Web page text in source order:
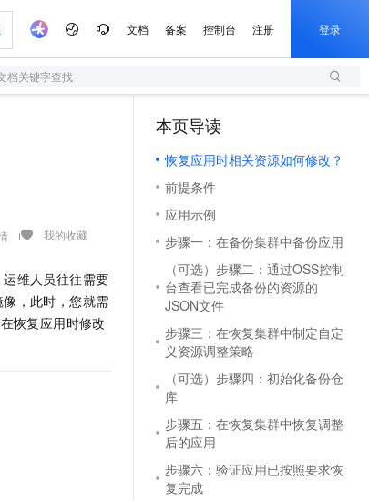
文档 备案 控制台 注册 登录
档关键字查找
我的收藏
维人员往往需要
，此时，您就需
恢复应用时修改
本页导读
恢复应用时相关资源如何修改？
前提条件
应用示例
步骤一：在备份集群中备份应用
（可选）步骤二：通过OSS控制
台查看已完成备份的资源的
JSON文件
步骤三：在恢复集群中制定自定
义资源调整策略
（可选）步骤四：初始化备份仓
库
步骤五：在恢复集群中恢复调整
后的应用
步骤六：验证应用已按照要求恢
复完成
炼
质量视频
语音识别与合成
Qwen3-TTS-Flash
Cosyvoice-V3-Flash
Fun-ASR
程平台
100%兼容MySQL、PostgreSQL，兼容Oracle，支持集中和分布式
轻量应用服务器
快速构建应用程序和网站，即刻迈出上云第一步
数字证书管理服务（原SSL证书）
实现全站HTTPS，呈现可信的WEB访问
短信服务
国内短信简单易用，安全可靠，秒级触达，全球覆盖200+国家和地区。
大数据开发治理平台 DataWorks
Data Agent 驱动的一站式 Data+AI 开发治理平台
从聊天伙伴进化为能主动干活的本地数字员工
户网站
以可视化方式快速构建移动和 PC 门户网站
一句话生成原生可编辑精美 PPT 文稿
输入一句话想法, 轻松生成专业的 PPT
一键部署幻兽帕鲁游戏服务器
一键购买专属联机服务器，轻松开启游戏
漫剧工坊：一站式动画创作平台
快速生产连贯的高质量长漫剧
10 分钟搭建微信、支付宝小程序
高效部署网站，快速应用到小程序
效打造优质广告素材
地极速上线
AI 活动
AI 生产力先锋
先锋实践拓展 AI 生产力的边界
飞天发布时刻
所见，即是所愿
AI 实训营
从基础到进阶，Agent 创客手把手教你
创新加速
覆盖90%+业务场景，专享组合折扣价
云聚AI 严选权益
精选AI产品，从模型到应用全链提效
AI 用量加速计划
阿里云 OPC 创新助力计划
Token 补贴，五大权
益加速 OPC 成功
专业服务
公司注册
代维服务
SSL 证书
Cloud ISV 合作
服务伙伴合作计划
Al MaaS 服务伙伴赋能合作
伙伴信用分合作计划
更多支持
合作伙伴培训与认证
查询合作伙伴
登录合作伙伴管理后台
开发者社区
镜像站
我要反馈
我要建议
我要投诉
加入我们
校园招聘